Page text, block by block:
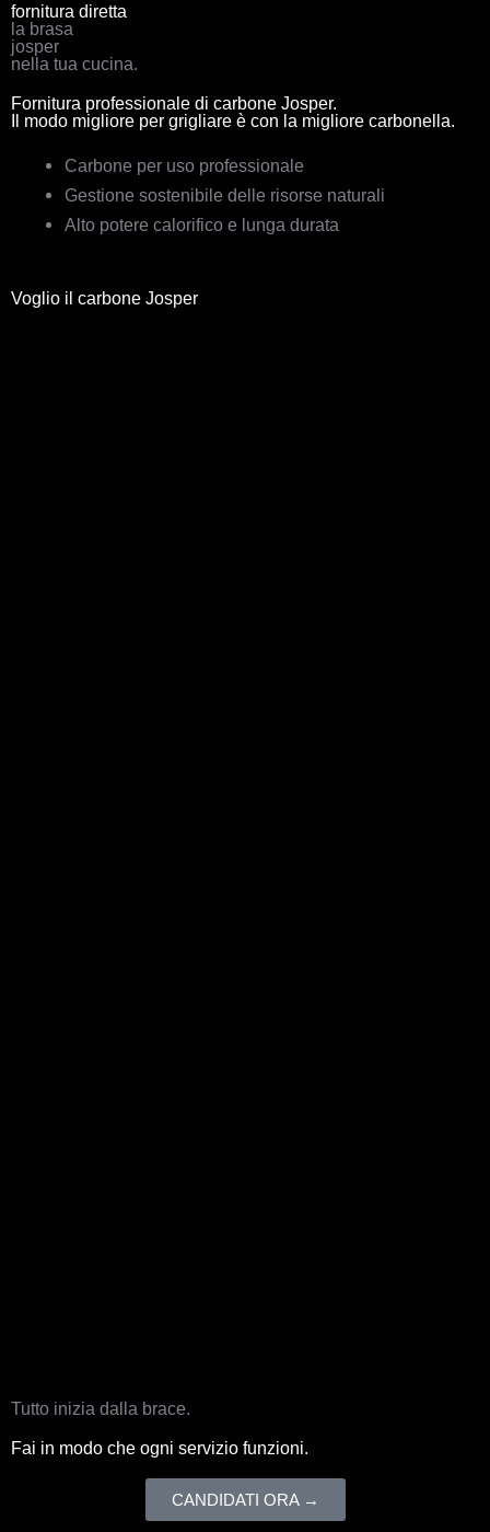
fornitura diretta
la brasa
josper
nella tua cucina.
Fornitura professionale di carbone Josper.
Il modo migliore per grigliare è con la migliore carbonella.
Carbone per uso professionale
Gestione sostenibile delle risorse naturali
Alto potere calorifico e lunga durata
Voglio il carbone Josper
Tutto inizia dalla brace.
Fai in modo che ogni servizio funzioni.
CANDIDATI ORA →